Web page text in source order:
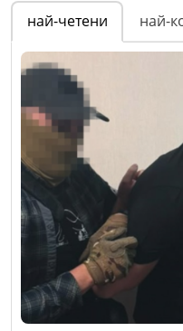
Коментар *
най-четени най-